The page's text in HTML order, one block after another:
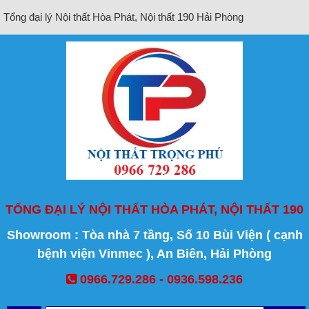
Tổng đại lý Nội thất Hòa Phát, Nội thất 190 Hải Phòng
TỔNG ĐẠI LÝ NỘI THẤT HÒA PHÁT, NỘI THẤT 190
Showroom : Tòa nhà 7 tầng, Số 10 Bùi Viện ( cạnh
bệnh viện Vinmec ), An Biên, Hải Phòng
0966.729.286 - 0936.598.236